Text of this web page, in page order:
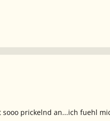
prickelnd an...ich fuehl